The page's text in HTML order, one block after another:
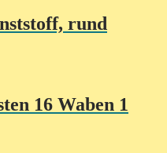
rund
16 Waben 1